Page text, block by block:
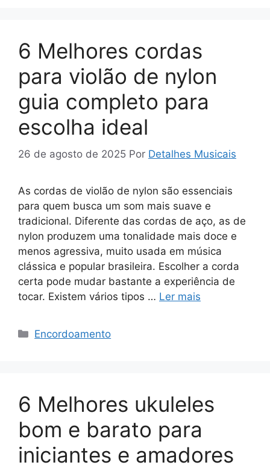
6 Melhores cordas
para violão de nylon
guia completo para
escolha ideal
26 de agosto de 2025 Por Detalhes Musicais
As cordas de violão de nylon são essenciais
para quem busca um som mais suave e
tradicional. Diferente das cordas de aço, as de
nylon produzem uma tonalidade mais doce e
menos agressiva, muito usada em música
clássica e popular brasileira. Escolher a corda
certa pode mudar bastante a experiência de
tocar. Existem vários tipos … Ler mais
Categorias
Encordoamento
6 Melhores ukuleles
bom e barato para
iniciantes e amadores